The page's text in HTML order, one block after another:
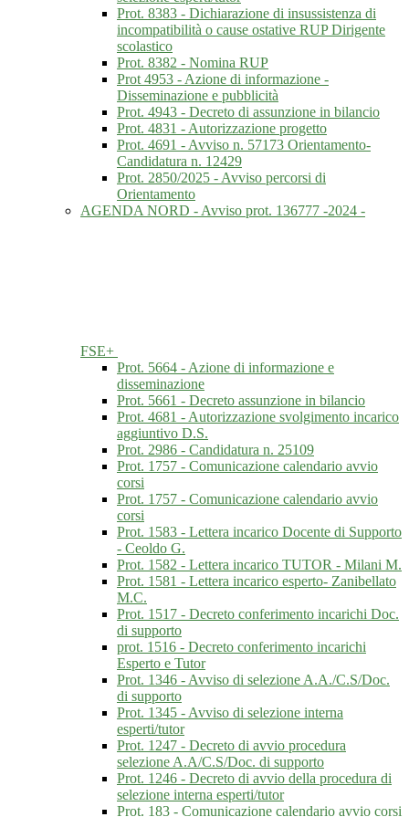
Prot. 8383 - Dichiarazione di insussistenza di
incompatibilità o cause ostative RUP Dirigente
scolastico
Prot. 8382 - Nomina RUP
Prot 4953 - Azione di informazione -
Disseminazione e pubblicità
Prot. 4943 - Decreto di assunzione in bilancio
Prot. 4831 - Autorizzazione progetto
Prot. 4691 - Avviso n. 57173 Orientamento-
Candidatura n. 12429
Prot. 2850/2025 - Avviso percorsi di
Orientamento
AGENDA NORD - Avviso prot. 136777 -2024 -
FSE+
Prot. 5664 - Azione di informazione e
disseminazione
Prot. 5661 - Decreto assunzione in bilancio
Prot. 4681 - Autorizzazione svolgimento incarico
aggiuntivo D.S.
Prot. 2986 - Candidatura n. 25109
Prot. 1757 - Comunicazione calendario avvio
corsi
Prot. 1757 - Comunicazione calendario avvio
corsi
Prot. 1583 - Lettera incarico Docente di Supporto
- Ceoldo G.
Prot. 1582 - Lettera incarico TUTOR - Milani M.
Prot. 1581 - Lettera incarico esperto- Zanibellato
M.C.
Prot. 1517 - Decreto conferimento incarichi Doc.
di supporto
prot. 1516 - Decreto conferimento incarichi
Esperto e Tutor
Prot. 1346 - Avviso di selezione A.A./C.S/Doc.
di supporto
Prot. 1345 - Avviso di selezione interna
esperti/tutor
Prot. 1247 - Decreto di avvio procedura
selezione A.A/C.S/Doc. di supporto
Prot. 1246 - Decreto di avvio della procedura di
selezione interna esperti/tutor
Prot. 183 - Comunicazione calendario avvio corsi